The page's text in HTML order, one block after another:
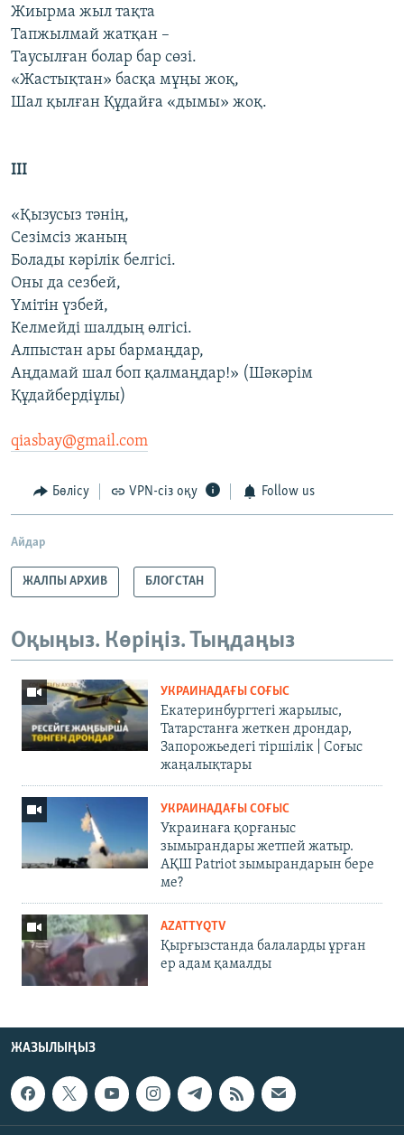
Жиырма жыл тақта
Тапжылмай жатқан –
Таусылған болар бар сөзі.
«Жастықтан» басқа мұңы жоқ,
Шал қылған Құдайға «дымы» жоқ.
ІІІ
«Қызусыз тәнің,
Сезімсіз жаның
Болады кәрілік белгісі.
Оны да сезбей,
Үмітін үзбей,
Келмейді шалдың өлгісі.
Алпыстан ары бармаңдар,
Аңдамай шал боп қалмаңдар!» (Шәкәрім
Құдайбердіұлы)
qiasbay@gmail.com
Бөлісу VPN-сіз оқу Follow us
Айдар
ЖАЛПЫ АРХИВ БЛОГСТАН
Оқыңыз. Көріңіз. Тыңдаңыз
УКРАИНАДАҒЫ СОҒЫС
Екатеринбургтегі жарылыс,
Татарстанға жеткен дрондар,
Запорожьедегі тіршілік | Cоғыс
жаңалықтары
УКРАИНАДАҒЫ СОҒЫС
Украинаға қорғаныс
зымырандары жетпей жатыр.
АҚШ Patriot зымырандарын бере
ме?
AZATTYQTV
Қырғызстанда балаларды ұрған
ер адам қамалды
ЖАЗЫЛЫҢЫЗ